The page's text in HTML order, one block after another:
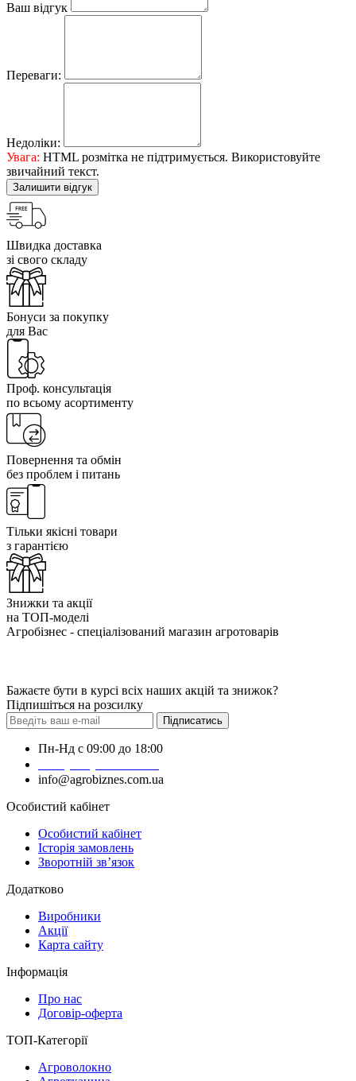
Ваш відгук
Переваги:
Недоліки:
Увага: HTML розмітка не підтримується. Використовуйте
звичайний текст.
Залишити відгук
Швидка доставка
зі свого складу
Бонуси за покупку
для Вас
Проф. консультація
по всьому асортименту
Повернення та обмін
без проблем і питань
Тільки якісні товари
з гарантією
Знижки та акції
на ТОП-моделі
Агробізнес - спеціалізований магазин агротоварів
Бажаєте бути в курсі всіх наших акцій та знижок?
Підпишіться на розсилку
Підписатись
Пн-Нд с 09:00 до 18:00
info@agrobiznes.com.ua
Особистий кабінет
Особистий кабінет
Історія замовлень
Зворотній зв’язок
Додатково
Виробники
Акції
Карта сайту
Інформація
Про нас
Договір-оферта
ТОП-Категорії
Агроволокно